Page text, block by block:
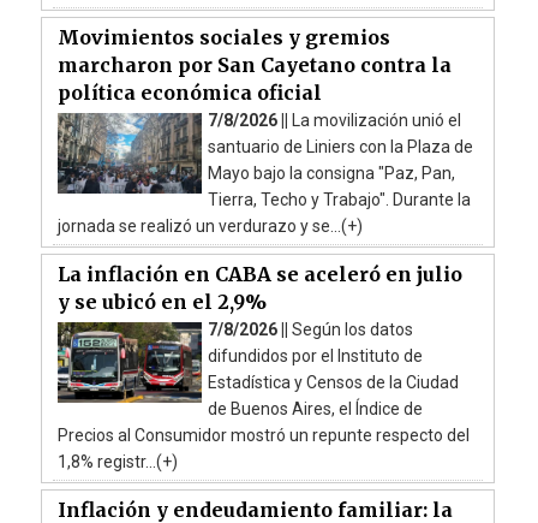
Movimientos sociales y gremios
marcharon por San Cayetano contra la
política económica oficial
7/8/2026 || La movilización unió el
santuario de Liniers con la Plaza de
Mayo bajo la consigna "Paz, Pan,
Tierra, Techo y Trabajo". Durante la
jornada se realizó un verdurazo y se...(+)
La inflación en CABA se aceleró en julio
y se ubicó en el 2,9%
7/8/2026 || Según los datos
difundidos por el Instituto de
Estadística y Censos de la Ciudad
de Buenos Aires, el Índice de
Precios al Consumidor mostró un repunte respecto del
1,8% registr...(+)
Inflación y endeudamiento familiar: la